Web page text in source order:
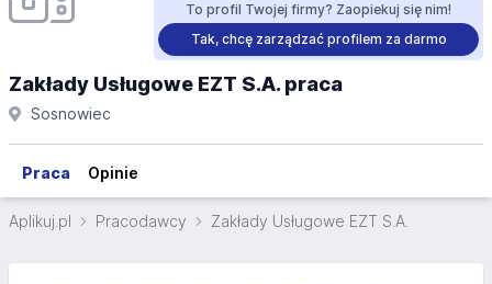
To profil Twojej firmy? Zaopiekuj się nim!
Tak, chcę zarządzać profilem za darmo
Zakłady Usługowe EZT S.A. praca
Sosnowiec
Praca Opinie
Aplikuj.pl Pracodawcy Zakłady Usługowe EZT S.A.